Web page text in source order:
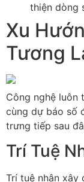
thiện dòng
Xu
Tương
Công nghệ luôn
cùng dự báo số
trưng tiếp sau
Trí Tuệ
Trí tuệ nhân xây